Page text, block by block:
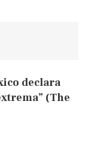
declara
(The